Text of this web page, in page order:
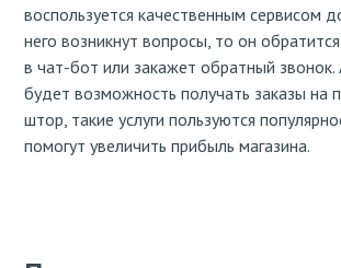
воспользуется качественным сервисом
него возникнут вопросы, то он
в чат-бот или закажет обратный
будет возможность получать заказы
штор, такие услуги пользуются
помогут увеличить прибыль магазина.